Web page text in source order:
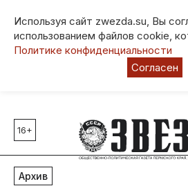
Используя сайт zwezda.su, Вы
использованием файлов cookie,
Политике конфиденциальности
Согласен
Главные темы
80 лет Победы
Молодежная столица РФ
16+
Архив